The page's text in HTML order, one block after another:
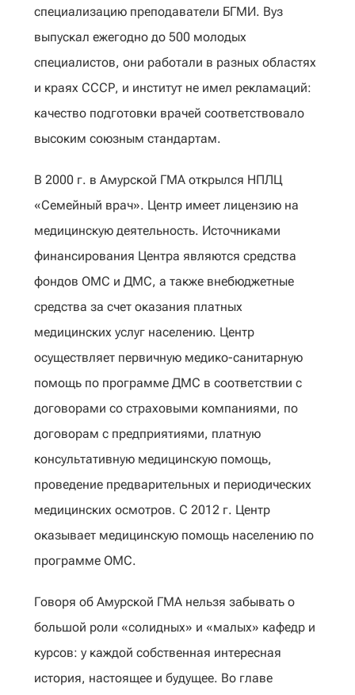
специализацию преподаватели БГМИ. Вуз
выпускал ежегодно до 500 молодых
специалистов, они работали в разных областях
и краях СССР, и институт не имел рекламаций:
качество подготовки врачей соответствовало
высоким союзным стандартам.
В 2000 г. в Амурской ГМА открылся НПЛЦ
«Семейный врач». Центр имеет лицензию на
медицинскую деятельность. Источниками
финансирования Центра являются средства
фондов ОМС и ДМС, а также внебюджетные
средства за счет оказания платных
медицинских услуг населению. Центр
осуществляет первичную медико-санитарную
помощь по программе ДМС в соответствии с
договорами со страховыми компаниями, по
договорам с предприятиями, платную
консультативную медицинскую помощь,
проведение предварительных и периодических
медицинских осмотров. С 2012 г. Центр
оказывает медицинскую помощь населению по
программе ОМС.
Говоря об Амурской ГМА нельзя забывать о
большой роли «солидных» и «малых» кафедр и
курсов: у каждой собственная интересная
история, настоящее и будущее. Во главе